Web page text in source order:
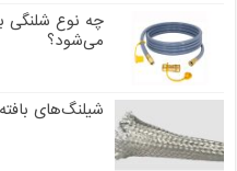
چه نوع شلنگی
می‌شود؟
شیلنگ‌های